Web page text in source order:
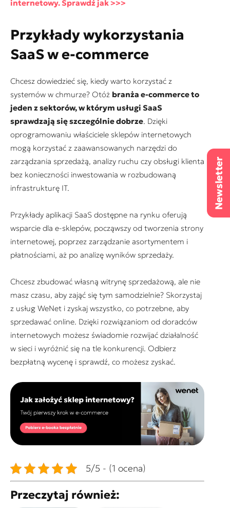
internetowy. Sprawdź jak >>>
Przykłady wykorzystania
SaaS w e-commerce
Chcesz dowiedzieć się, kiedy warto korzystać z
systemów w chmurze? Otóż branża e-commerce to
jeden z sektorów, w którym usługi SaaS
sprawdzają się szczególnie dobrze. Dzięki
oprogramowaniu właściciele sklepów internetowych
mogą korzystać z zaawansowanych narzędzi do
zarządzania sprzedażą, analizy ruchu czy obsługi klienta
bez konieczności inwestowania w rozbudowaną
infrastrukturę IT.
Przykłady aplikacji SaaS dostępne na rynku oferują
wsparcie dla e-sklepów, począwszy od tworzenia strony
internetowej, poprzez zarządzanie asortymentem i
płatnościami, aż po analizę wyników sprzedaży.
Chcesz zbudować własną witrynę sprzedażową, ale nie
masz czasu, aby zająć się tym samodzielnie? Skorzystaj
z usług WeNet i zyskaj wszystko, co potrzebne, aby
sprzedawać online. Dzięki rozwiązaniom od doradców
internetowych możesz świadomie rozwijać działalność
w sieci i wyróżnić się na tle konkurencji. Odbierz
bezpłatną wycenę i sprawdź, co możesz zyskać.
5/5 - (1 ocena)
Przeczytaj również: